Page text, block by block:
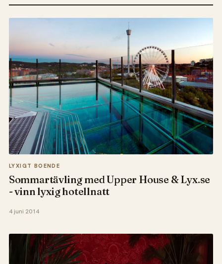
LYXIGT BOENDE
Sommartävling med Upper House & Lyx.se
- vinn lyxig hotellnatt
4 juni 2014